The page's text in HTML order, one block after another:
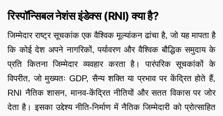
रिस्पॉन्सिबल नेशंस इंडेक्स (RNI) क्या है?
जिम्मेदार राष्ट्र सूचकांक एक वैश्विक मूल्यांकन ढांचा है, जो यह मापता है
कि कोई देश अपने नागरिकों, पर्यावरण और वैश्विक बौद्धिक समुदाय के
प्रति कितना जिम्मेदार व्यवहार करता है। पारंपरिक सूचकांकों के
विपरीत, जो मुख्यतः GDP, सैन्य शक्ति या प्रभाव पर केंद्रित होते हैं,
RNI नैतिक शासन, मानव-केंद्रित नीतियों और सतत विकास पर जोर
देता है। इसका उद्देश्य नीति-निर्माण में नैतिक जिम्मेदारी को प्रोत्साहित